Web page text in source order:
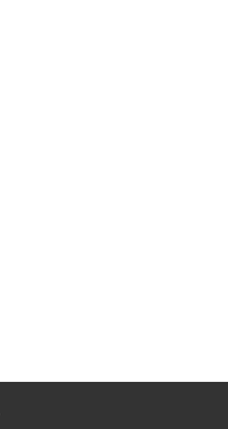
России. Когда
ваш адрес придет
вы можете
Один заказ может
и его стоимость
р.